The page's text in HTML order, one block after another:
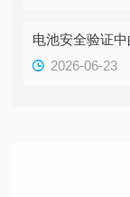
电池安全验证
2026-06-23